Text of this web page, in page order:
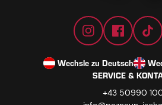
Wechsle zu Deutsch
SERVICE &
+43 50990